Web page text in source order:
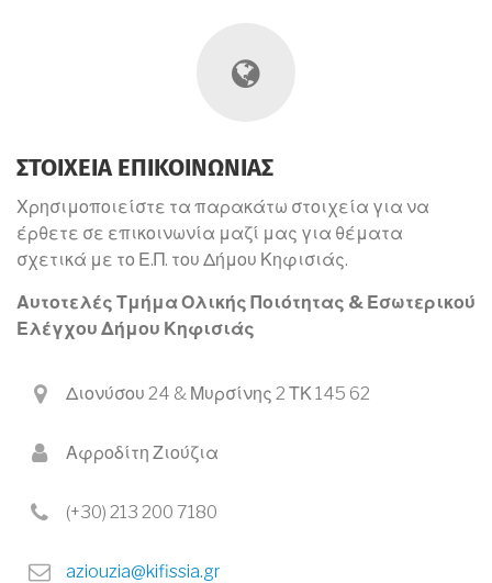
ΣΤΟΙΧΕΙΑ ΕΠΙΚΟΙΝΩΝΙΑΣ
Χρησιμοποιείστε τα παρακάτω στοιχεία για να
έρθετε σε επικοινωνία μαζί μας για θέματα
σχετικά με το Ε.Π. του Δήμου Κηφισιάς.
Αυτοτελές Τμήμα Ολικής Ποιότητας & Εσωτερικού
Ελέγχου Δήμου Κηφισιάς
a
r
s
Διονύσου 24 & Μυρσίνης 2 ΤΚ 145 62
f
Αφροδίτη Ζιούζια
p
n
(+30) 213 200 7180
e
aziouzia@kifissia.gr